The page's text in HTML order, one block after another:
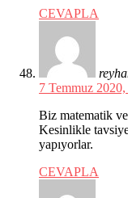
CEVAPLA
7 Temmuz
Biz matematik
Kesinlikle
yapıyorlar.
CEVAPLA